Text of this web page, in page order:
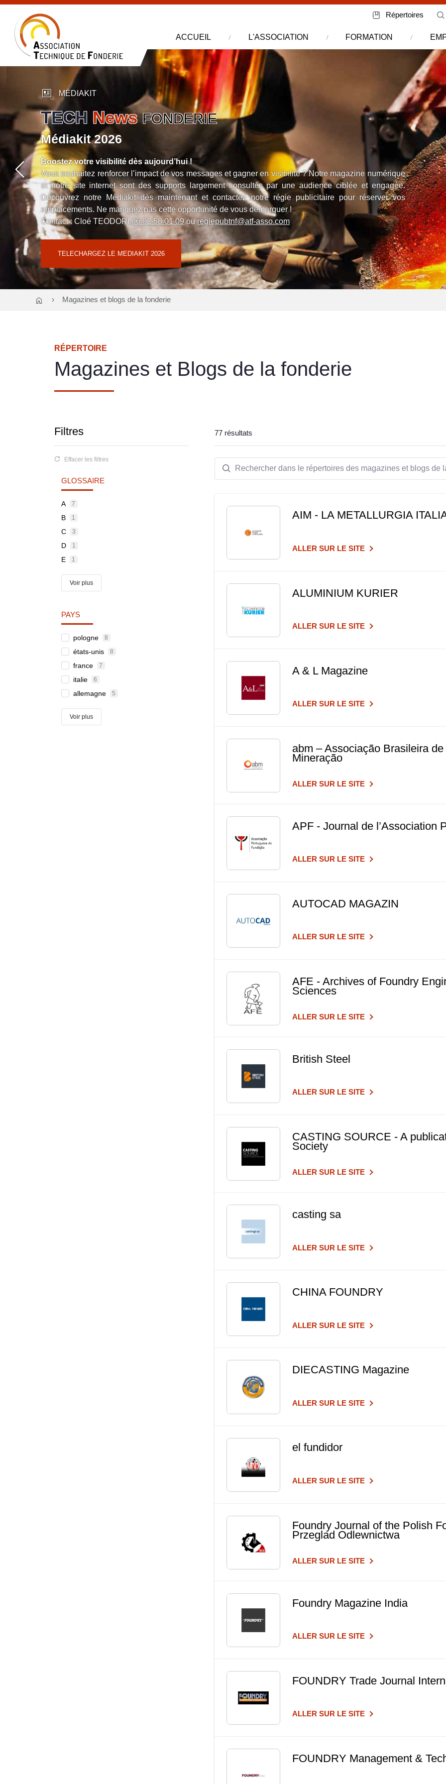
Répertoires
ACCUEIL L'ASSOCIATION FORMATION
TECH News FONDERIE
Médiakit 2026
newsmode MÉDIAKIT
Boostez votre visibilité dès aujourd’hui !
Vous souhaitez renforcer l’impact de vos messages et gagner en visibilité ? Notre magazine numérique
et notre site internet sont des supports largement consultés par une audience ciblée et engagée.
Découvrez notre Médiakit dès maintenant et contactez notre régie publicitaire pour réserver vos
emplacements. Ne manquez pas cette opportunité de vous démarquer !
Contact : Cloé TEODORI06 02 58 01 09ou regiepubtnf@atf-asso.com
TELECHARGEZ LE MEDIAKIT 2026
home Magazines et blogs de la fonderie
Magazines et Blogs de la fonderie
RÉPERTOIRE
Filtres
Effacer les filtres
GLOSSAIRE
A 7
B 1
C 3
D 1
E 1
Voir plus
PAYS
pologne 8
états-unis 8
france 7
italie 6
allemagne 5
Voir plus
77 résultats
AIM - LA METALLURGIA
ALLER SUR LE SITE
ALUMINIUM KURIER
ALLER SUR LE SITE
A & L Magazine
ALLER SUR LE SITE
abm – Associação Brasileira
Mineração
ALLER SUR LE SITE
APF - Journal de l’Association
ALLER SUR LE SITE
AUTOCAD MAGAZIN
ALLER SUR LE SITE
AFE - Archives of Foundry
Sciences
ALLER SUR LE SITE
British Steel
ALLER SUR LE SITE
CASTING SOURCE - A
Society
ALLER SUR LE SITE
casting sa
ALLER SUR LE SITE
CHINA FOUNDRY
ALLER SUR LE SITE
DIECASTING Magazine
ALLER SUR LE SITE
el fundidor
ALLER SUR LE SITE
Foundry Journal of the Polish
Przeglad Odlewnictwa
ALLER SUR LE SITE
Foundry Magazine India
ALLER SUR LE SITE
FOUNDRY Trade Journal
ALLER SUR LE SITE
FOUNDRY Management &